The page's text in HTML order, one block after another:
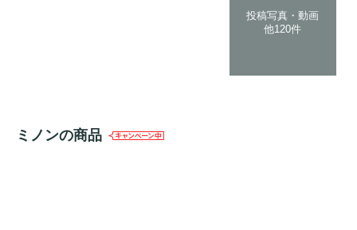
投稿写真・動画
他120件
ミノンの商品